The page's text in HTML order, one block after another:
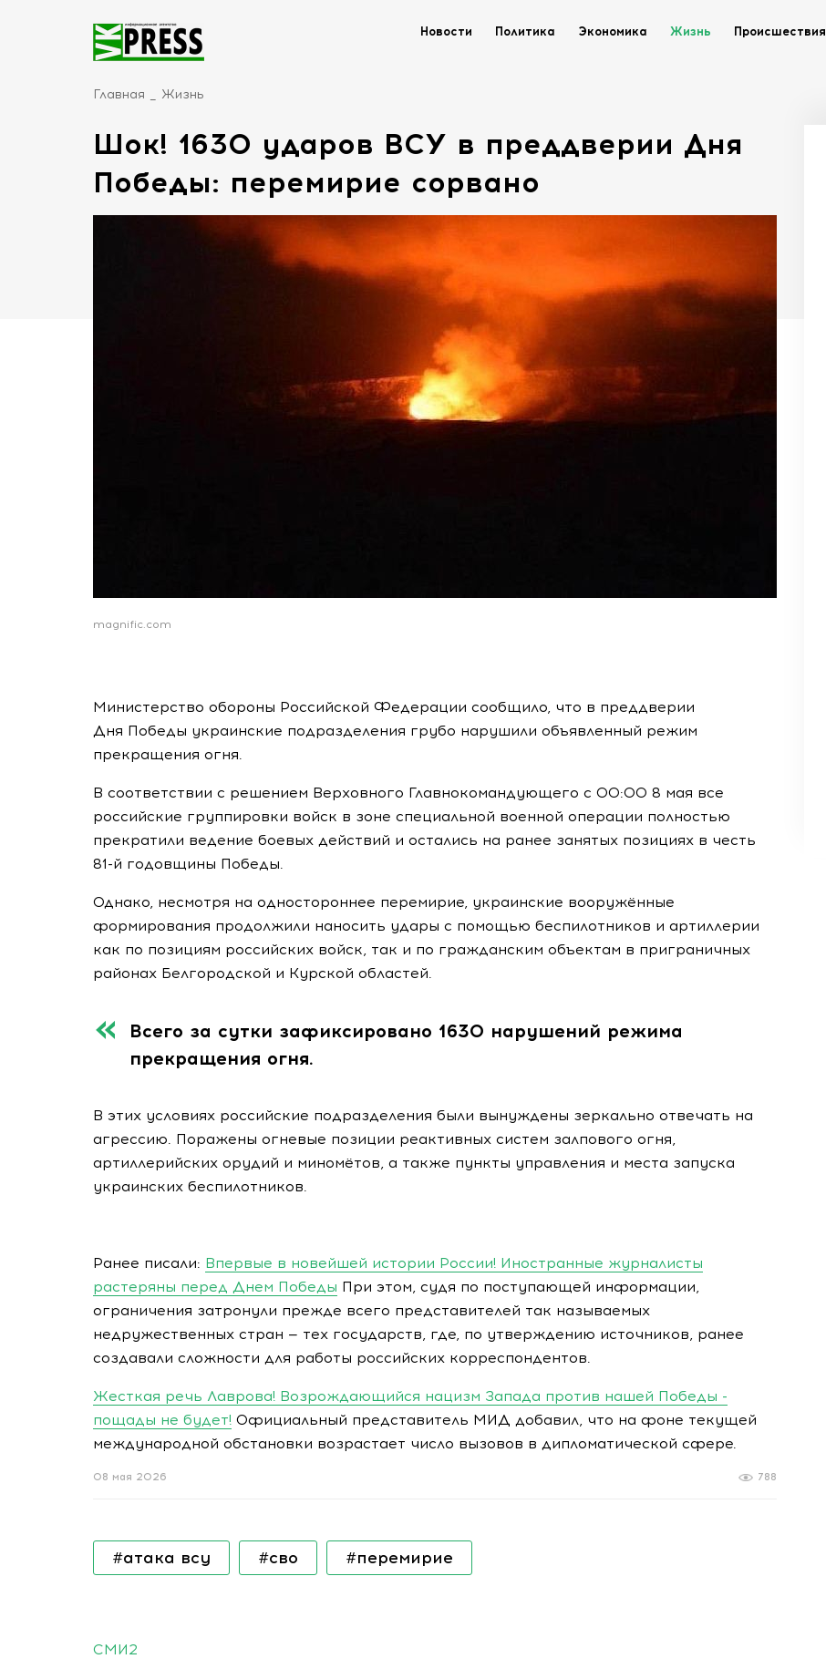
Новости Политика Экономика Жизнь Происшествия
Главная Жизнь
Шок! 1630 ударов ВСУ в преддверии Дня
Победы: перемирие сорвано
magnific.com
Министерство обороны Российской Федерации сообщило, что в преддверии
Дня Победы украинские подразделения грубо нарушили объявленный режим
прекращения огня.
В соответствии с решением Верховного Главнокомандующего с 00:00 8 мая все
российские группировки войск в зоне специальной военной операции полностью
прекратили ведение боевых действий и остались на ранее занятых позициях в честь
81-й годовщины Победы.
Однако, несмотря на одностороннее перемирие, украинские вооружённые
формирования продолжили наносить удары с помощью беспилотников и артиллерии
как по позициям российских войск, так и по гражданским объектам в приграничных
районах Белгородской и Курской областей.
Всего за сутки зафиксировано 1630 нарушений режима
прекращения огня.
В этих условиях российские подразделения были вынуждены зеркально отвечать на
агрессию. Поражены огневые позиции реактивных систем залпового огня,
артиллерийских орудий и миномётов, а также пункты управления и места запуска
украинских беспилотников.
Ранее писали: Впервые в новейшей истории России! Иностранные журналисты
растеряны перед Днем Победы При этом, судя по поступающей информации,
ограничения затронули прежде всего представителей так называемых
недружественных стран — тех государств, где, по утверждению источников, ранее
создавали сложности для работы российских корреспондентов.
Жесткая речь Лаврова! Возрождающийся нацизм Запада против нашей Победы -
пощады не будет! Официальный представитель МИД добавил, что на фоне текущей
международной обстановки возрастает число вызовов в дипломатической сфере.
788
08 мая 2026
#атака всу #сво #перемирие
СМИ2